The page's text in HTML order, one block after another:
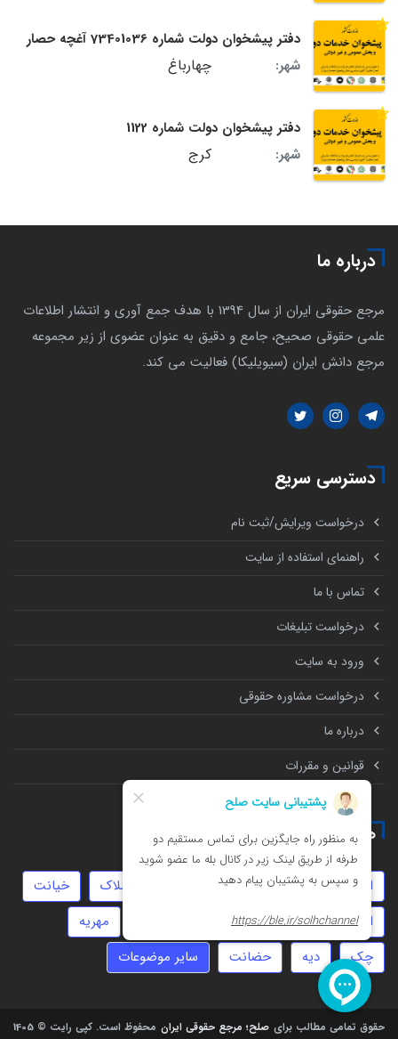
دفتر پیشخوان دولت شماره 73401036 آغچه حصار
شهر:
چهارباغ
دفتر پیشخوان دولت شماره 1122
شهر:
کرج
درباره ما
مرجع حقوقی ایران از سال 1394 با هدف جمع آوری و انتشار اطلاعات
علمی حقوقی صحیح، جامع و دقیق به عنوان عضوی از زیر مجموعه
مرجع دانش ایران (سیویلیکا) فعالیت می کند.
دسترسی سریع
درخواست ویرایش/ثبت نام
راهنمای استفاده از سایت
تماس با ما
درخواست تبلیغات
ورود به سایت
درخواست مشاوره حقوقی
درباره ما
قوانین و مقررات
همه چیز درباره
انحصار وراثت نفقه املاک
خیانت
امور مالیاتی
موجر و مستاجر
مهریه
چک
دیه حضانت سایر موضوعات
حقوق تمامی مطالب برای صلح؛ مرجع حقوقی ایران محفوظ است. کپی رایت © 1405